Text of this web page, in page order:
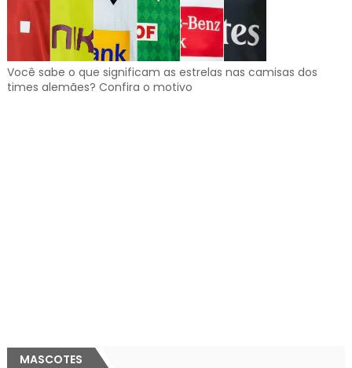
Você sabe o que significam as estrelas nas camisas dos
times alemães? Confira o motivo
MASCOTES